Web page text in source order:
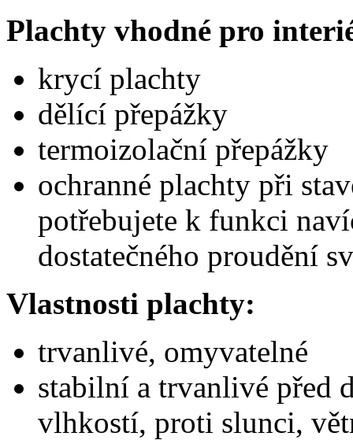
Plachty vhodné pro
krycí plachty
dělící přepážky
termoizolační přepážky
ochranné plachty při
potřebujete k funkci
dostatečného proudění
Vlastnosti plachty:
trvanlivé, omyvatelné
stabilní a trvanlivé před
vlhkostí, proti slunci,